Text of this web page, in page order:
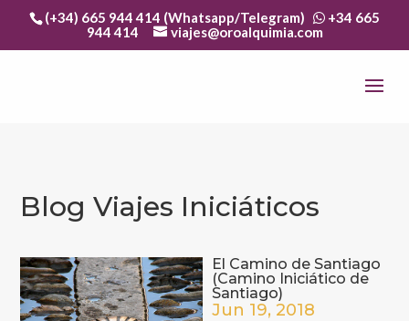
(+34) 665 944 414 (Whatsapp/Telegram)
+34 665
944 414
viajes@oroalquimia.com
Blog Viajes Iniciáticos
El Camino de Santiago
(Camino Iniciático de
Santiago)
Jun 19, 2018